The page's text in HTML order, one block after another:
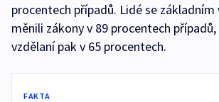
procentech případů. Lidé se základním
měnili zákony v 89 procentech
vzdělaní pak v 65 procentech.
FAKTA